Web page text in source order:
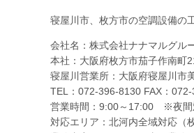
寝屋川市、枚方市の空調設備の
会社名：株式会社ナナマルグル
本社：大阪府枚方市茄子作南町
寝屋川営業所：大阪府寝屋川市
TEL：072-396-8130 FAX：
営業時間：9:00～17:00 ※夜間
対応エリア：北河内全域対応（